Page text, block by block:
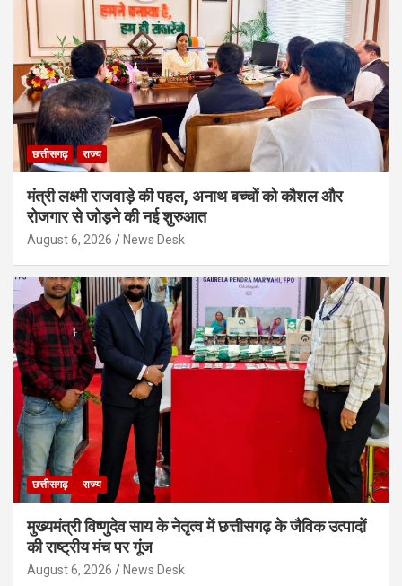
छत्तीसगढ़ राज्य
मंत्री लक्ष्मी राजवाड़े की पहल, अनाथ बच्चों को कौशल और
रोजगार से जोड़ने की नई शुरुआत
August 6, 2026 News Desk
छत्तीसगढ़ राज्य
मुख्यमंत्री विष्णुदेव साय के नेतृत्व में छत्तीसगढ़ के जैविक उत्पादों
की राष्ट्रीय मंच पर गूंज
August 6, 2026 News Desk